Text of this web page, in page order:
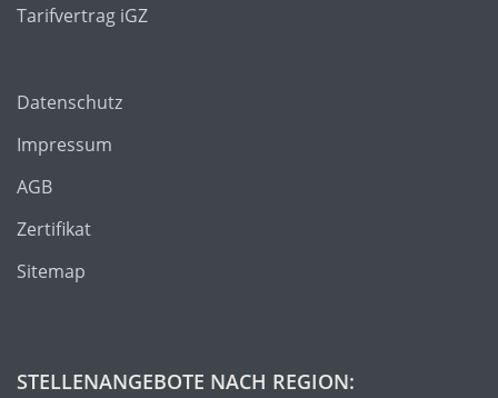
Tarifvertrag iGZ
Datenschutz
Impressum
AGB
Zertifikat
Sitemap
STELLENANGEBOTE NACH REGION: